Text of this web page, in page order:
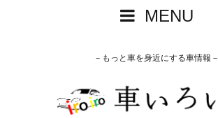
MENU
－もっと車を身近にする車情報－